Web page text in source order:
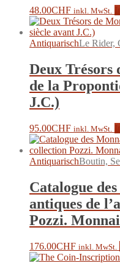
48.00CHF inkl. MwSt.
AntiquarischLe Rider,
Deux Trésors
de la
J.C.)
95.00CHF inkl. MwSt.
AntiquarischBoutin,
Catalogue
antiques de
Pozzi.
176.00CHF inkl. MwSt.